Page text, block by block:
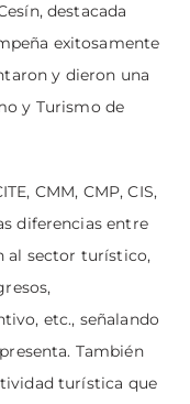
destacada
exitosamente
y dieron una
y Turismo de
CMM, CMP, CIS,
diferencias entre
al sector turístico,
etc., señalando
También
turística que